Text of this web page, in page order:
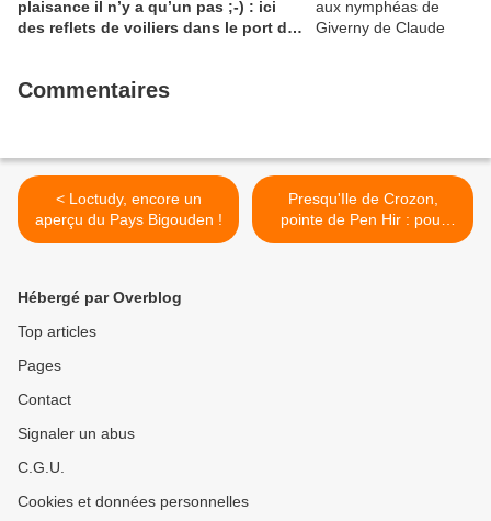
plaisance il n’y a qu’un pas ;-) : ici
des reflets de voiliers dans le port de
Commentaires
< Loctudy, encore un
aperçu du Pays Bigouden !
Presqu'Ile de Crozon,
pointe de Pen Hir : pour
achever notre promenade
Hébergé par Overblog
Top articles
Pages
Contact
Signaler un abus
C.G.U.
Cookies et données personnelles